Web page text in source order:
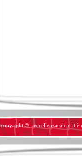
copyright © - eccellenzacalcio.it è